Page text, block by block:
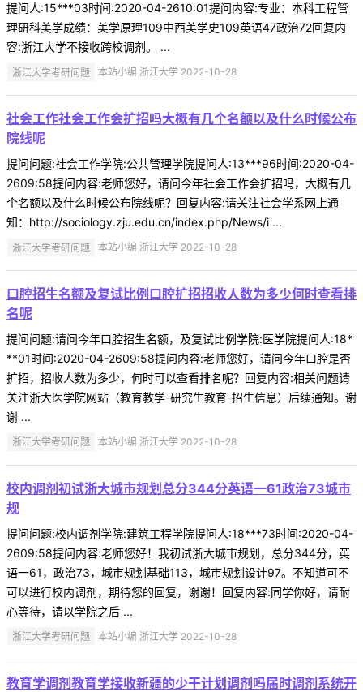
提问人:15***03时间:2020-04-2610:01提问内容:专业：本科工程管
理研科美学成绩：美学原理109中西美学史109英语47政治72回复内
容:浙江大学不接收跨校调剂。 ...
浙江大学考研问题 本站小编 浙江大学 2022-10-28
社会工作社会工作会扩招吗大概有几个名额以及什么时候公布
院线呢
提问问题:社会工作学院:公共管理学院提问人:13***96时间:2020-04-
2609:58提问内容:老师您好，请问今年社会工作会扩招吗，大概有几
个名额以及什么时候公布院线呢？回复内容:请关注社会学系网上通
知：http://sociology.zju.edu.cn/index.php/News/i ...
浙江大学考研问题 本站小编 浙江大学 2022-10-28
口腔招生名额及复试比例口腔扩招招收人数为多少何时查看排
名呢
提问问题:请问今年口腔招生名额，及复试比例学院:医学院提问人:18*
**01时间:2020-04-2609:58提问内容:老师您好，请问今年口腔是否
扩招，招收人数为多少，何时可以查看排名呢？回复内容:相关问题请
关注浙大医学院网站（教育教学-研究生教育-招生信息）后续通知。谢
谢 ...
浙江大学考研问题 本站小编 浙江大学 2022-10-28
校内调剂初试浙大城市规划总分344分英语一61政治73城市
规
提问问题:校内调剂学院:建筑工程学院提问人:18***73时间:2020-04-
2609:58提问内容:老师您好！我初试浙大城市规划，总分344分，英
语一61，政治73，城市规划基础113，城市规划设计97。不知道可不
可以进行校内调剂，期待您的回复，谢谢！回复内容:同学你好，请耐
心等待，请以学院之后 ...
浙江大学考研问题 本站小编 浙江大学 2022-10-28
教育学调剂教育学接收新疆的少干计划调剂吗届时调剂系统开